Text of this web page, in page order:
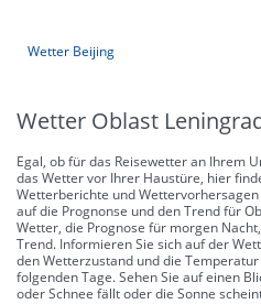
Wetter Beijing
Wetter Oblast
Egal, ob für das Reisewetter an Ihrem
das Wetter vor Ihrer Haustüre, hier
Wetterberichte und
auf die Prognonse und den Trend für
Wetter, die Prognose für morgen
Trend. Informieren Sie sich auf der
den Wetterzustand und die
folgenden Tage. Sehen Sie auf einen
oder Schnee fällt oder die Sonne